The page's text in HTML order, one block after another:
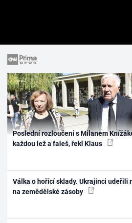
Poslední rozloučení s Milanem
každou lež a faleš, řekl Klaus
Válka o hořící sklady. Ukrajinci udeřili
na zemědělské zásoby